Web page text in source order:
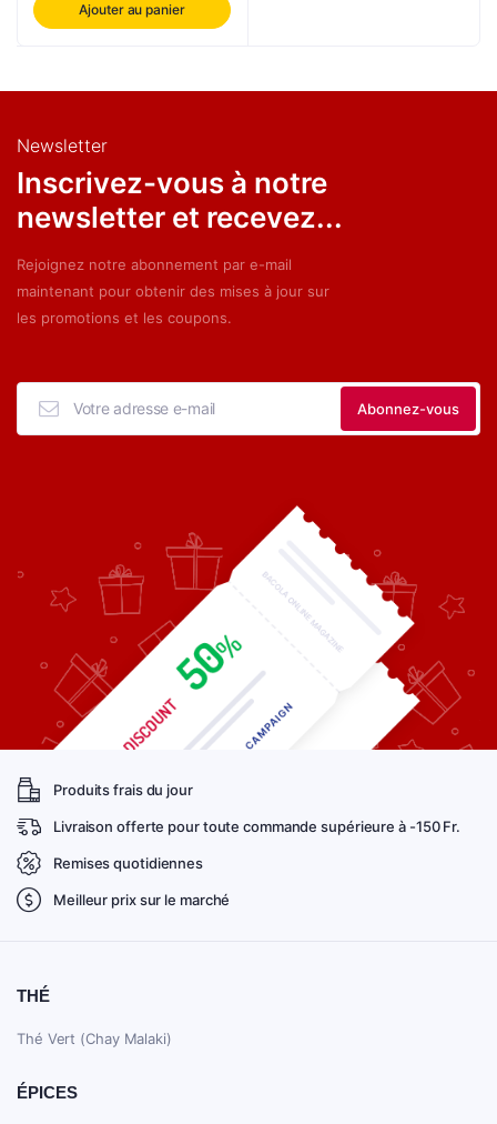
Ajouter au panier
Newsletter
Inscrivez-vous à notre
newsletter et recevez...
Rejoignez notre abonnement par e-mail
maintenant pour obtenir des mises à jour sur
les promotions et les coupons.
Produits frais du jour
Livraison offerte pour toute commande supérieure à -150 Fr.
Remises quotidiennes
Meilleur prix sur le marché
THÉ
Thé Vert (Chay Malaki)
ÉPICES